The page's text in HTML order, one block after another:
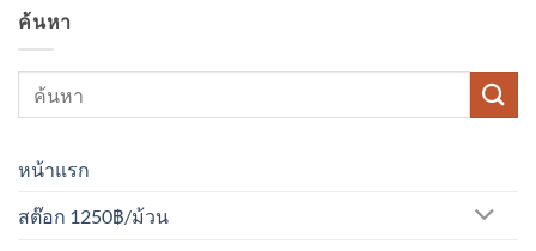
ค้นหา
หน้าแรก
สต๊อก 1250฿/ม้วน